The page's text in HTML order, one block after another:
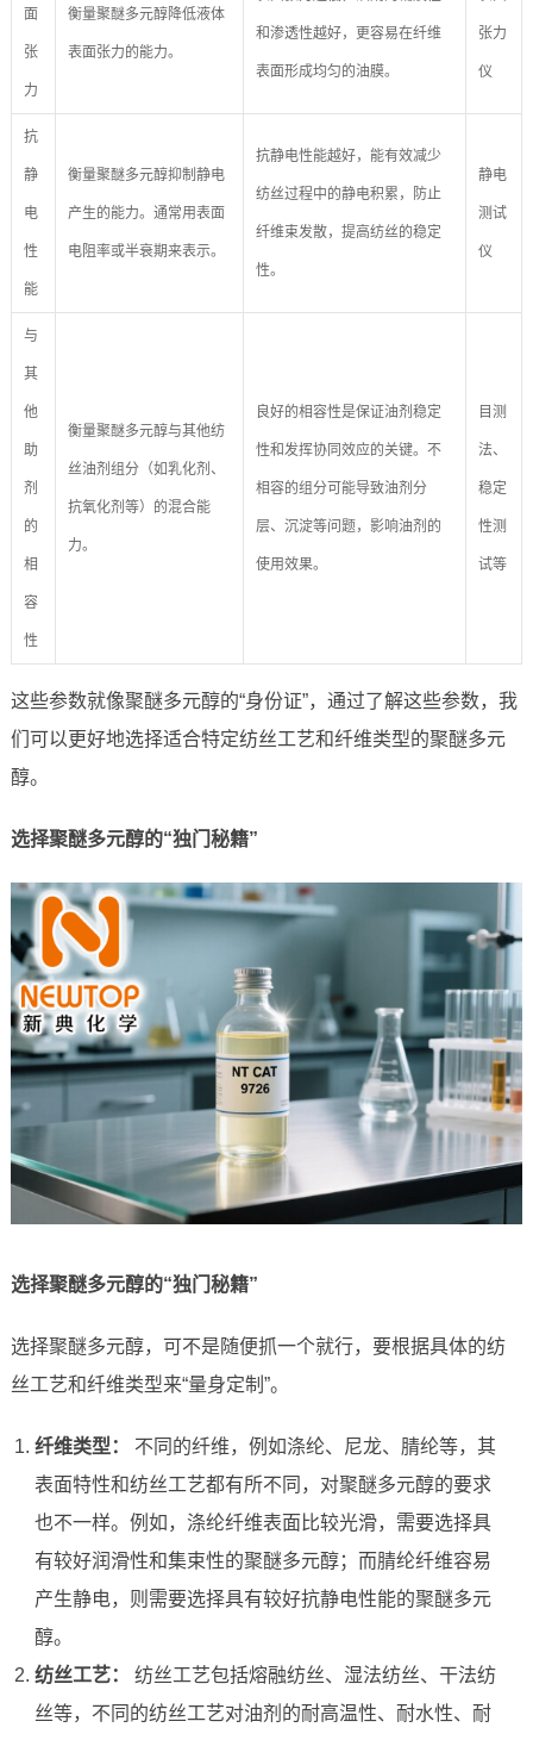
面
张
力
衡量聚醚多元醇降低液体
表面张力的能力。
和渗透性越好，更容易在纤维
表面形成均匀的油膜。
张力
仪
抗
静
电
性
能
衡量聚醚多元醇抑制静电
产生的能力。通常用表面
电阻率或半衰期来表示。
抗静电性能越好，能有效减少
纺丝过程中的静电积累，防止
纤维束发散，提高纺丝的稳定
性。
静电
测试
仪
与
其
他
助
剂
的
相
容
性
衡量聚醚多元醇与其他纺
丝油剂组分（如乳化剂、
抗氧化剂等）的混合能
力。
良好的相容性是保证油剂稳定
性和发挥协同效应的关键。不
相容的组分可能导致油剂分
层、沉淀等问题，影响油剂的
使用效果。
目测
法、
稳定
性测
试等
这些参数就像聚醚多元醇的“身份证”，通过了解这些参数，我
们可以更好地选择适合特定纺丝工艺和纤维类型的聚醚多元
醇。
选择聚醚多元醇的“独门秘籍”
选择聚醚多元醇的“独门秘籍”
选择聚醚多元醇，可不是随便抓一个就行，要根据具体的纺
丝工艺和纤维类型来“量身定制”。
纤维类型：
不同的纤维，例如涤纶、尼龙、腈纶等，其
表面特性和纺丝工艺都有所不同，对聚醚多元醇的要求
也不一样。例如，涤纶纤维表面比较光滑，需要选择具
有较好润滑性和集束性的聚醚多元醇；而腈纶纤维容易
产生静电，则需要选择具有较好抗静电性能的聚醚多元
醇。
纺丝工艺：
纺丝工艺包括熔融纺丝、湿法纺丝、干法纺
丝等，不同的纺丝工艺对油剂的耐高温性、耐水性、耐